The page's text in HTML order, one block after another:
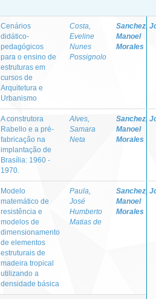
Cenários
didático-
pedagógicos
para o ensino de
estruturas em
cursos de
Arquitetura e
Urbanismo
Costa,
Eveline
Nunes
Possignolo
Sanchez,
Manoel
Morales
A construtora
Rabello e a pré-
fabricação na
implantação de
Brasília: 1960 -
1970.
Alves,
Samara
Neta
Sanchez,
Manoel
Morales
Modelo
matemático de
resistência e
modelos de
dimensionamento
de elementos
estruturais de
madeira tropical
utilizando a
densidade básica
Paula,
José
Humberto
Matias de
Sanchez,
Manoel
Morales